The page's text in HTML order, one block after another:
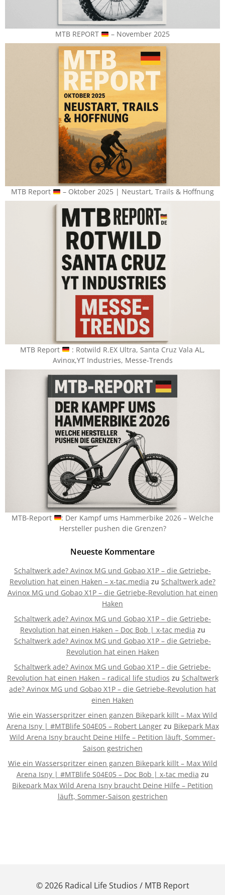
MTB REPORT – November 2025
MTB Report – Oktober 2025 | Neustart, Trails & Hoffnung
MTB Report
​ : Rotwild R.EX Ultra, Santa Cruz Vala AL,
Avinox,YT Industries, Messe-Trends
MTB-Report
: Der Kampf ums Hammerbike 2026 – Welche
Hersteller pushen die Grenzen?
Neueste Kommentare
Schaltwerk ade? Avinox MG und Gobao X1P – die Getriebe-
Revolution hat einen Haken – x-tac.media zu Schaltwerk ade?
Avinox MG und Gobao X1P – die Getriebe-Revolution hat einen
Haken
Schaltwerk ade? Avinox MG und Gobao X1P – die Getriebe-
Revolution hat einen Haken – Doc Bob | x-tac media zu
Schaltwerk ade? Avinox MG und Gobao X1P – die Getriebe-
Revolution hat einen Haken
Schaltwerk ade? Avinox MG und Gobao X1P – die Getriebe-
Revolution hat einen Haken – radical life studios zu Schaltwerk
ade? Avinox MG und Gobao X1P – die Getriebe-Revolution hat
einen Haken
Wie ein Wasserspritzer einen ganzen Bikepark killt – Max Wild
Arena Isny | #MTBlife S04E05 – Robert Langerzu Bikepark Max
Wild Arena Isny braucht Deine Hilfe – Petition läuft, Sommer-
Saison gestrichen
Wie ein Wasserspritzer einen ganzen Bikepark killt – Max Wild
Arena Isny | #MTBlife S04E05 – Doc Bob | x-tac media zu
Bikepark Max Wild Arena Isny braucht Deine Hilfe – Petition
läuft, Sommer-Saison gestrichen
© 2026 Radical Life Studios / MTB Report